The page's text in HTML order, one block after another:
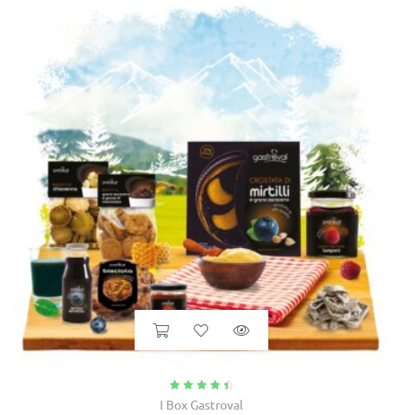
Valutato
4.67
I Box Gastroval